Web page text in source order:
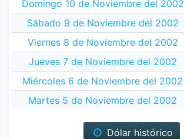
Domingo 10 de Noviembre del 2002
Sábado 9 de Noviembre del 2002
Viernes 8 de Noviembre del 2002
Jueves 7 de Noviembre del 2002
Miércoles 6 de Noviembre del 2002
Martes 5 de Noviembre del 2002
Dólar histórico